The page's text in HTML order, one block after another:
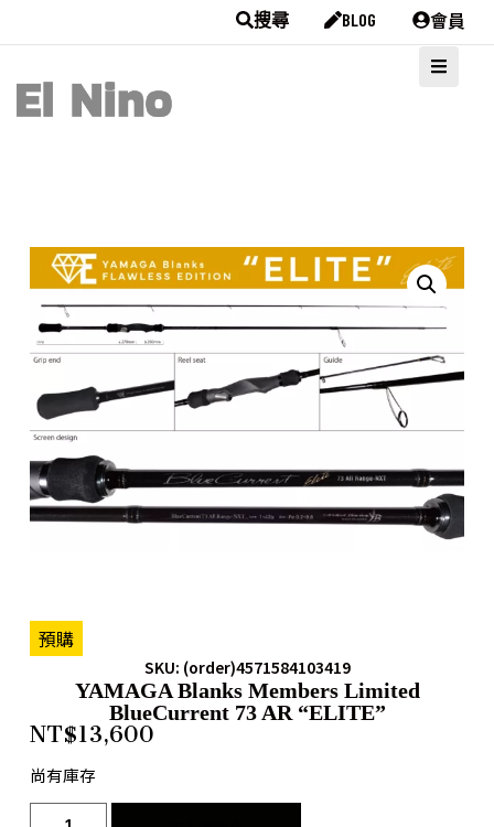
搜尋 BLOG 會員
預購
SKU: (order)4571584103419
YAMAGA Blanks Members Limited
BlueCurrent 73 AR “ELITE”
NT$13,600
尚有庫存